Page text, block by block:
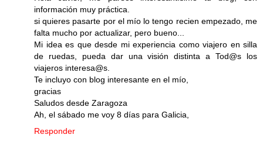
información muy práctica.
si quieres pasarte por el mío lo tengo recien empezado, me
falta mucho por actualizar, pero bueno...
Mi idea es que desde mi experiencia como viajero en silla
de ruedas, pueda dar una visión distinta a Tod@s los
viajeros interesa@s.
Te incluyo con blog interesante en el mío,
gracias
Saludos desde Zaragoza
Ah, el sábado me voy 8 días para Galicia,
Responder